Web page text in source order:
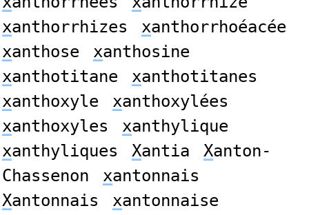
xanthorrhizes xanthorrhoéacée
xanthose xanthosine
xanthotitane xanthotitanes
xanthoxyle xanthoxylées
xanthoxyles xanthylique
xanthyliques Xantia Xanton-
Chassenon
xantonnais
Xantonnais xantonnaise